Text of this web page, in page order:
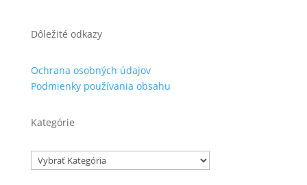
Dôležité odkazy
Ochrana osobných údajov
Podmienky používania obsahu
Kategórie
Kategórie